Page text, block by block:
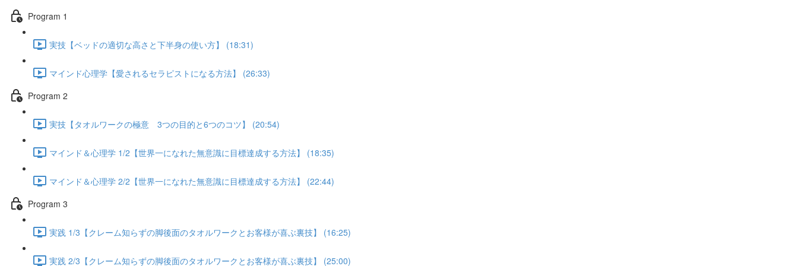
Program 1
実技【ベッドの適切な高さと下半身の使い方】 (18:31)
マインド心理学【愛されるセラピストになる方法】 (26:33)
Program 2
実技【タオルワークの極意 3つの目的と6つのコツ】 (20:54)
マインド＆心理学 1/2【世界一になれた無意識に目標達成する方法】 (18:35)
マインド＆心理学 2/2【世界一になれた無意識に目標達成する方法】 (22:44)
Program 3
実践 1/3【クレーム知らずの脚後面のタオルワークとお客様が喜ぶ裏技】 (16:25)
実践 2/3【クレーム知らずの脚後面のタオルワークとお客様が喜ぶ裏技】 (25:00)